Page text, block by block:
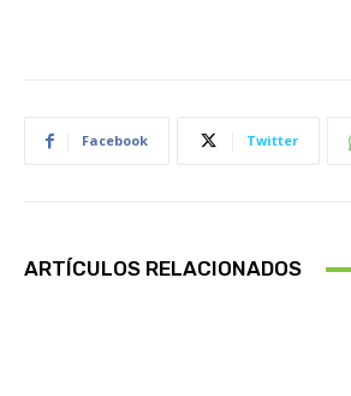
Facebook Twitter
ARTÍCULOS RELACIONADOS